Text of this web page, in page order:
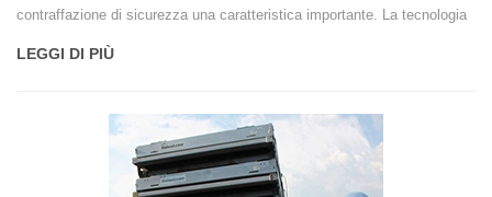
contraffazione di sicurezza una caratteristica importante. La tecnologia
sicure. La tecnologia anti-contraffazione della tracciabilità RFID
sicurezza alimentare.
LEGGI DI PIÙ